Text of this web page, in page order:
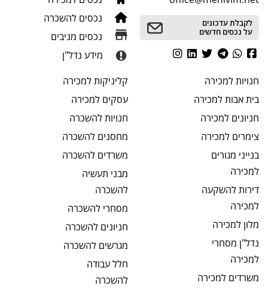
לקבלת עדכונים
על נכסים חדשים
נכסים להשכרה
נכסים מניבים
מידע נדל"ן
חנויותלמכירה
בית אבותלמכירה
חניונים למכירה
צימרים למכירה
בנייני מגורים
למכירה
דירות להשקעה
למכירה
מלון למכירה
נדל"ן מסחרי
למכירה
משרדים למכירה
קליניקותלמכירה
עסקים למכירה
חנויותלהשכרה
מחסנים להשכרה
משרדים להשכרה
מבני תעשיה
להשכרה
מסחרי להשכרה
חניונים להשכרה
מגרשים להשכרה
חלל עבודה
להשכרה